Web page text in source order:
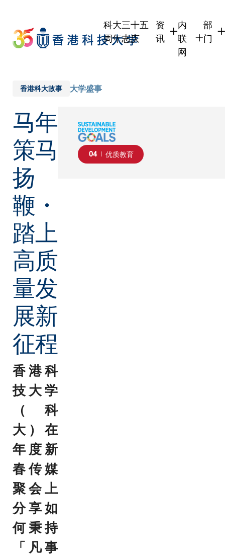
main
content
科大三十五
周年志庆
资
讯
内
联
网
部
门
香港科大故事 大学盛事
马年
策马
扬
鞭・
踏上
高质
量发
展新
征程
香港科
技大学
（科
大）在
年度新
春传媒
聚会上
分享如
何秉持
「凡事
04 优质教育